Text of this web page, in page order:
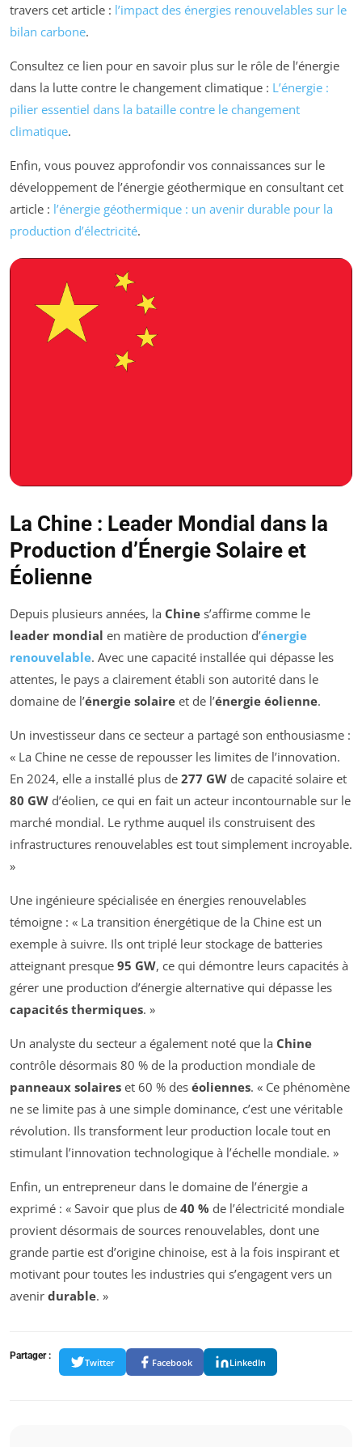
travers cet article : l’impact des énergies renouvelables sur le
bilan carbone.
Consultez ce lien pour en savoir plus sur le rôle de l’énergie
dans la lutte contre le changement climatique : L’énergie :
pilier essentiel dans la bataille contre le changement
climatique.
Enfin, vous pouvez approfondir vos connaissances sur le
développement de l’énergie géothermique en consultant cet
article : l’énergie géothermique : un avenir durable pour la
production d’électricité.
La Chine : Leader Mondial dans la
Production d’Énergie Solaire et
Éolienne
Depuis plusieurs années, la Chine s’affirme comme le
leader mondial en matière de production d’énergie
renouvelable. Avec une capacité installée qui dépasse les
attentes, le pays a clairement établi son autorité dans le
domaine de l’énergie solaire et de l’énergie éolienne.
Un investisseur dans ce secteur a partagé son enthousiasme :
« La Chine ne cesse de repousser les limites de l’innovation.
En 2024, elle a installé plus de 277 GW de capacité solaire et
80 GW d’éolien, ce qui en fait un acteur incontournable sur le
marché mondial. Le rythme auquel ils construisent des
infrastructures renouvelables est tout simplement incroyable.
»
Une ingénieure spécialisée en énergies renouvelables
témoigne : « La transition énergétique de la Chine est un
exemple à suivre. Ils ont triplé leur stockage de batteries
atteignant presque 95 GW, ce qui démontre leurs capacités à
gérer une production d’énergie alternative qui dépasse les
capacités thermiques. »
Un analyste du secteur a également noté que la Chine
contrôle désormais 80 % de la production mondiale de
panneaux solaires et 60 % des éoliennes. « Ce phénomène
ne se limite pas à une simple dominance, c’est une véritable
révolution. Ils transforment leur production locale tout en
stimulant l’innovation technologique à l’échelle mondiale. »
Enfin, un entrepreneur dans le domaine de l’énergie a
exprimé : « Savoir que plus de 40 % de l’électricité mondiale
provient désormais de sources renouvelables, dont une
grande partie est d’origine chinoise, est à la fois inspirant et
motivant pour toutes les industries qui s’engagent vers un
avenir durable. »
Partager :
Twitter Facebook LinkedIn